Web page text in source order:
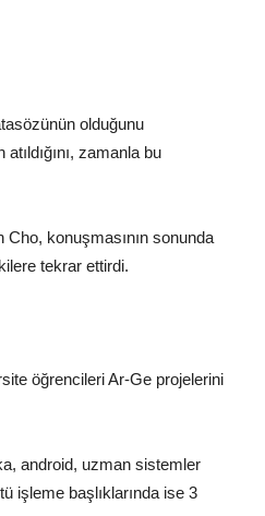
olduğunu
zamanla bu
konuşmasının sonunda
tekrar ettirdi.
öğrencileri Ar-Ge projelerini
android, uzman sistemler
işleme başlıklarında ise 3